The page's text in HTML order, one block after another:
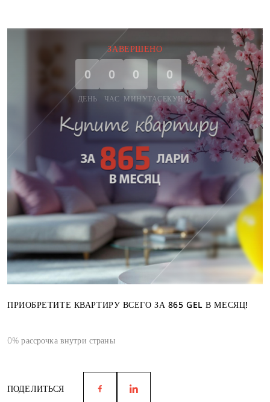
ЗАВЕРШЕНО
0
ДЕНЬ
0
ЧАС
0
МИНУТА
0
СЕКУНДА
ПРИОБРЕТИТЕ КВАРТИРУ ВСЕГО ЗА 865 GEL В МЕСЯЦ!
0% рассрочка внутри страны
ПОДЕЛИТЬСЯ